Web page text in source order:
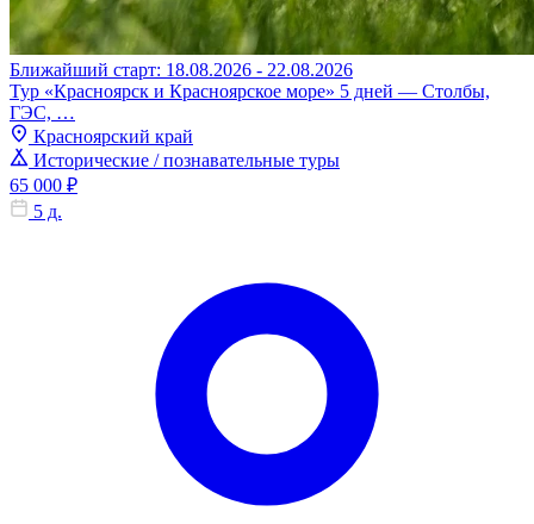
Ближайший старт: 18.08.2026 - 22.08.2026
Тур «Красноярск и Красноярское море» 5 дней — Столбы,
ГЭС, …
Красноярский край
Исторические / познавательные туры
65 000 ₽
5 д.